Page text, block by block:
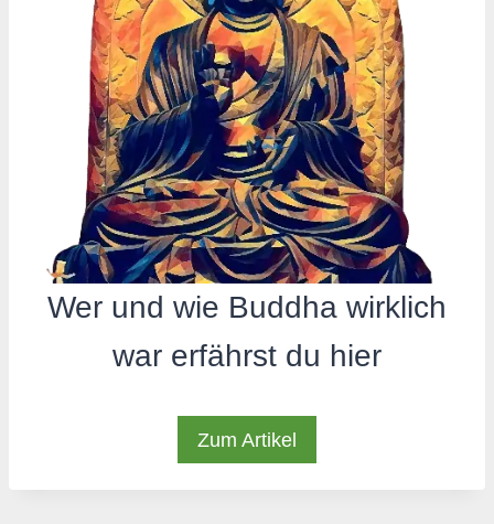
Wer und wie Buddha wirklich
war erfährst du hier
Zum Artikel